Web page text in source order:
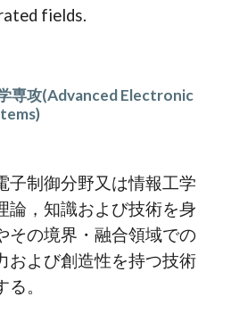
fields.
制御分野又は情報工学
論，知識および技術を身
その境界・融合領域での
および創造性を持つ技術
。